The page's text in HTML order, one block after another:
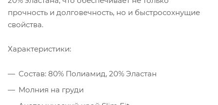
прочность и долговечность, но и быстросохнущие
свойства.
Характеристики:
Состав: 80% Полиамид, 20% Эластан
Молния на груди